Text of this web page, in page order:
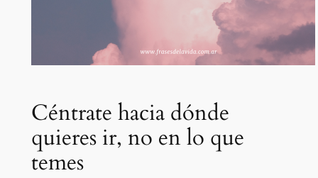
Céntrate hacia dónde
quieres ir, no en lo que
temes